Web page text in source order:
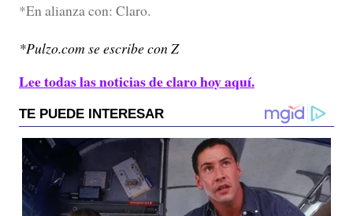
*En alianza con: Claro.
*Pulzo.com se escribe con Z
Lee todas las noticias de claro hoy aquí.